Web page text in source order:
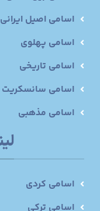
اسامی اصیل ایرانی
اسامی پهلوی
اسامی تاریخی
اسامی سانسکریت
اسامی مذهبی
اسامی کردی
اسامی ترکی